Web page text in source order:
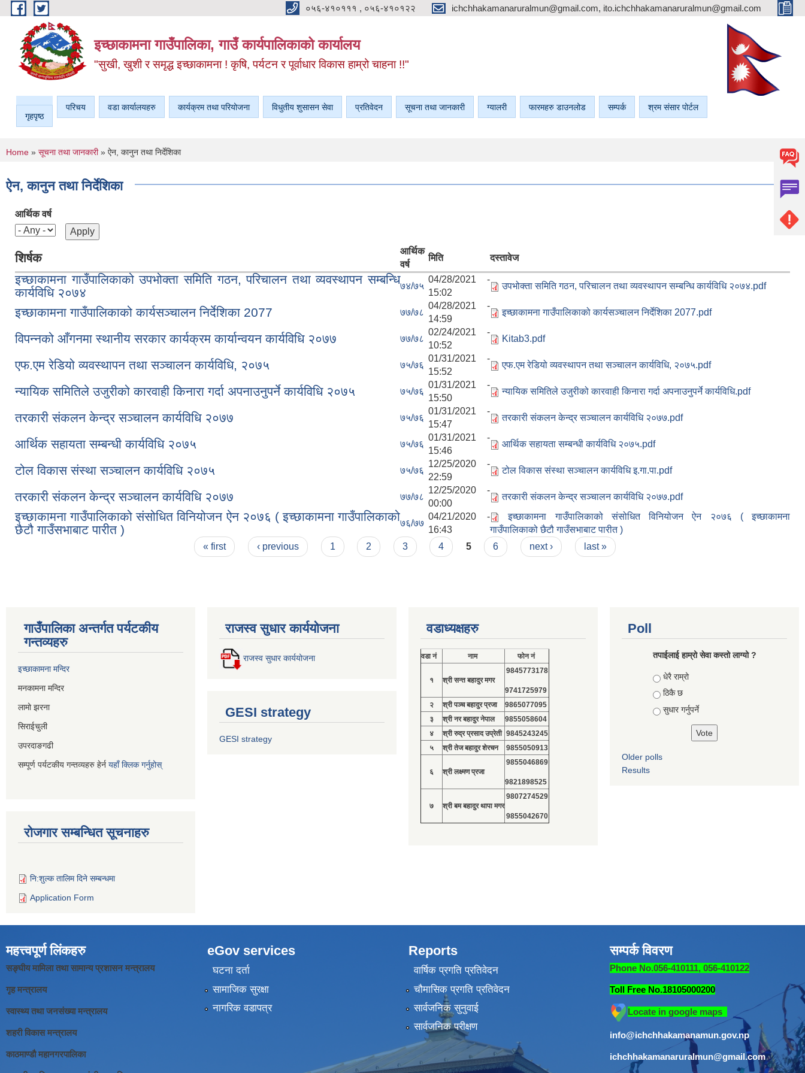
Skip to main content ०५६-४१०१११ , ०५६-४१०१२२ ichchhakamanaruralmun@gmail.com, ito.ichchhakamanaruralmun@gmail.com
इच्छाकामना गाउँपालिका, गाउँ कार्यपालिकाको कार्यालय
"सुखी, खुशी र समृद्ध इच्छाकामना ! कृषि, पर्यटन र पूर्वाधार विकास हाम्रो चाहना !!"
गृहपृष्ठ
परिचय वडा कार्यालयहरु कार्यक्रम तथा परियोजना विधुतीय शुसासन सेवा प्रतिवेदन सूचना तथा जानकारी ग्यालरी फारमहरु डाउनलोड सम्पर्क श्रम संसार पोर्टल
You are here
Home » सूचना तथा जानकारी» ऐन, कानुन तथा निर्देशिका
ऐन, कानुन तथा निर्देशिका
आर्थिक वर्ष
शिर्षक
आर्थिक
वर्ष
मिति दस्तावेज
इच्छाकामना गाउँपालिकाको उपभोक्ता समिति गठन, परिचालन तथा व्यवस्थापन सम्बन्धि
कार्यविधि २०७४
७४/७५
04/28/2021 -
15:02
उपभोक्ता समिति गठन, परिचालन तथा व्यवस्थापन सम्बन्धि कार्यविधि २०७४.pdf
इच्छाकामना गाउँपालिकाको कार्यसञ्‍चालन निर्देशिका 2077 ७७/७८
04/28/2021 -
14:59
इच्छाकामना गाउँपालिकाको कार्यसञ्‍चालन निर्देशिका 2077.pdf
विपन्नको आँगनमा स्थानीय सरकार कार्यक्रम कार्यान्वयन कार्यविधि २०७७ ७७/७८
02/24/2021 -
10:52
Kitab3.pdf
एफ.एम रेडियो व्यवस्थापन तथा सञ्चालन कार्यविधि, २०७५ ७५/७६
01/31/2021 -
15:52
एफ.एम रेडियो व्यवस्थापन तथा सञ्चालन कार्यविधि, २०७५.pdf
न्यायिक समितिले उजुरीको कारवाही किनारा गर्दा अपनाउनुपर्ने कार्यविधि २०७५ ७५/७६
01/31/2021 -
15:50
न्यायिक समितिले उजुरीको कारवाही किनारा गर्दा अपनाउनुपर्ने कार्यविधि.pdf
तरकारी संकलन केन्द्र सञ्चालन कार्यविधि २०७७ ७५/७६
01/31/2021 -
15:47
तरकारी संकलन केन्द्र सञ्चालन कार्यविधि २०७७.pdf
आर्थिक सहायता सम्बन्धी कार्यविधि २०७५ ७५/७६
01/31/2021 -
15:46
आर्थिक सहायता सम्बन्धी कार्यविधि २०७५.pdf
टोल विकास संस्था सञ्चालन कार्यविधि २०७५ ७५/७६
12/25/2020 -
22:59
टोल विकास संस्था सञ्चालन कार्यविधि इ.गा.पा.pdf
तरकारी संकलन केन्द्र सञ्चालन कार्यविधि २०७७ ७७/७८
12/25/2020 -
00:00
तरकारी संकलन केन्द्र सञ्चालन कार्यविधि २०७७.pdf
इच्छाकामना गाउँपालिकाको संसोधित विनियोजन ऐन २०७६ ( इच्छाकामना गाउँपालिकाको
छैटौ गाउँसभाबाट पारीत )
७६/७७
04/21/2020 -
16:43
इच्छाकामना गाउँपालिकाको संसोधित विनियोजन ऐन २०७६ ( इच्छाकामना
गाउँपालिकाको छैटौ गाउँसभाबाट पारीत )
« first ‹ previous 1 2 3 4 5 6 next › last »
गाउँपालिका अन्तर्गत पर्यटकीय
गन्तव्यहरु
इच्छाकामना मन्दिर
मनकामना मन्दिर
लामो झरना
सिराईचुली
उपरदाङगढी
सम्पूर्ण पर्यटकीय गन्तव्यहरु हेर्न यहाँ क्लिक गर्नुहोस्
रोजगार सम्बन्धित सूचनाहरु
नि:शुल्क तालिम दिने सम्बन्धमा
Application Form
राजस्व सुधार कार्ययोजना
राजस्व सुधार कार्ययोजना
GESI strategy
GESI strategy
वडाध्यक्षहरु
वडा नं नाम फोन नं
१ श्री सन्त बहादुर मगर
9845773178
9741725979
२
श्री पञ्च बहादुर प्रजा
9865077095
३
श्री नर बहादुर नेपाल
9855058604
४
श्री रुद्र प्रसाद उप्रेती 9845243245
५
श्री तेज बहादुर शेरचन 9855050913
६ श्री लक्ष्मण प्रजा
9855046869
9821898525
७ श्री बम बहादुर थापा मगर
9807274529
9855042670
Poll
तपाईलाई हाम्रो सेवा कस्तो लाग्यो ?
Choices
धेरै राम्रो
ठिकै छ
सुधार गर्नुपर्ने
Older polls
Results
महत्त्वपूर्ण लिंकहरु
सङ्घीय मामिला तथा सामान्य प्रशासन मन्त्रालय
गृह मन्त्रालय
स्वास्थ्य तथा जनसंख्या मन्त्रालय
शहरी विकास मन्त्रालय
काठमाण्डौ महानगरपालिका
eGov services
घटना दर्ता
सामाजिक सुरक्षा
नागरिक वडापत्र
Reports
वार्षिक प्रगति प्रतिवेदन
चौमासिक प्रगति प्रतिवेदन
सार्वजनिक सुनुवाई
सार्वजनिक परीक्षण
सम्पर्क विवरण
Phone No.056-410111, 056-410122
Toll Free No.18105000200
Locate in google maps
info@ichchhakamanamun.gov.np
ichchhakamanaruralmun@gmail.com